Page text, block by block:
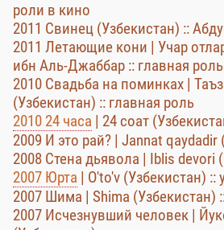
роли в кино
2011 Свинец (Узбекистан) ::
2011 Летающие кони | Учар
ибн Аль-Джаббар :: главная роль
2010 Свадьба на поминках |
(Узбекистан) :: главная роль
2010 24 часа | 24 соат
2009 И это рай? | Jannat qaydadir
2008 Стена дьявола | Iblis devori
2007 Юрта | O'to'v (Узбекистан) ::
2007 Шима | Shima (Узбекистан)
2007 Исчезнувший человек |